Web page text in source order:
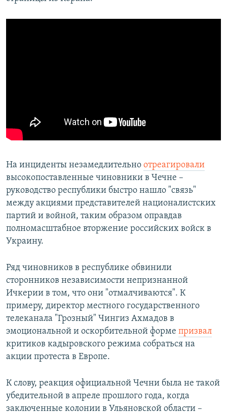
На инциденты незамедлительно отреагировали
высокопоставленные чиновники в Чечне –
руководство республики быстро нашло "связь"
между акциями представителей националистских
партий и войной, таким образом оправдав
полномасштабное вторжение российских войск в
Украину.
Ряд чиновников в республике обвинили
сторонников независимости непризнанной
Ичкерии в том, что они "отмалчиваются". К
примеру, директор местного государственного
телеканала "Грозный" Чингиз Ахмадов в
эмоциональной и оскорбительной форме призвал
критиков кадыровского режима собраться на
акции протеста в Европе.
К слову, реакция официальной Чечни была не такой
убедительной в апреле прошлого года, когда
заключенные колонии в Ульяновской области –